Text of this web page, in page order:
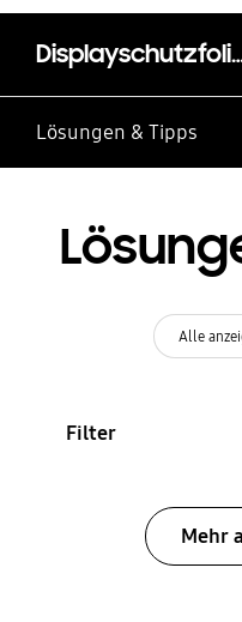
Displayschutzfolie EF-
Lösungen & Tipps
Alle
Filter
Mehr